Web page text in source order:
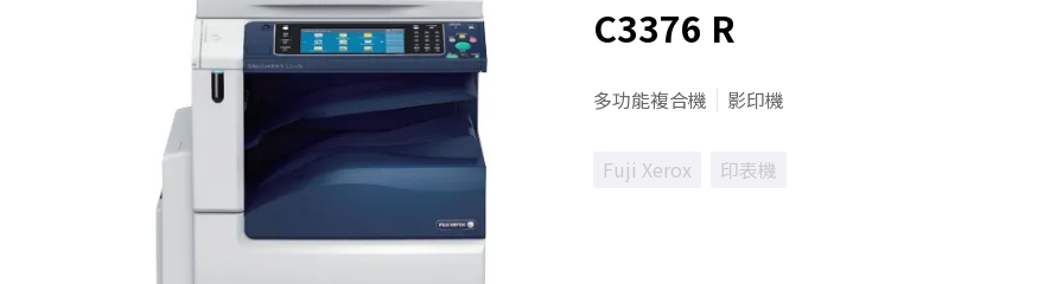
C3376 R
多功能複合機 影印機
Fuji Xerox 印表機